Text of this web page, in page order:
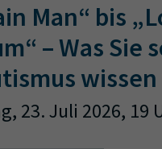
Man“ bis
– Was Sie
23. Juli 2026, 19